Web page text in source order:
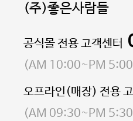
(주)좋은사람들
대표 이성현,박영환| 개
소재지 서울특별시 마
통신판매업 신고번
사업자등록번호
공식몰 전용 고객센터
(AM 10:00~PM 5:00
오프라인(매장) 전용
(AM 09:30~PM 5:30